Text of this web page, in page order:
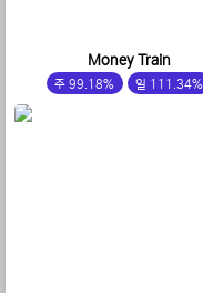
Money Train
주 99.18% 일 111.34%